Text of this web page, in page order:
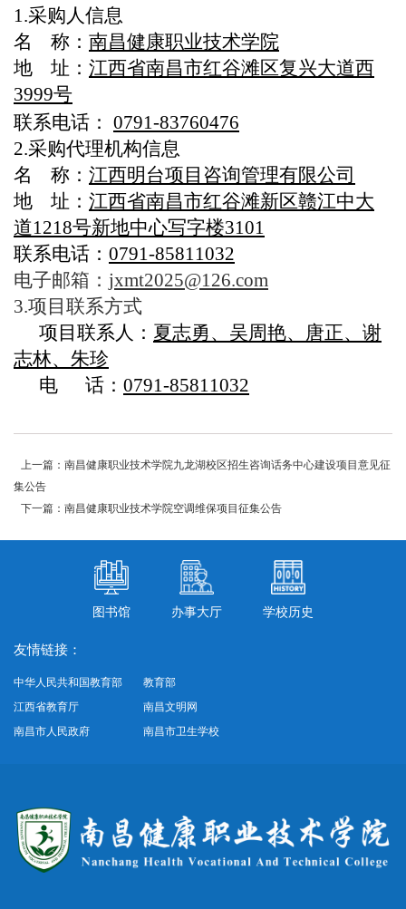
1.采购人信息
名 称： 南昌健康职业技术学院
地 址： 江西省南昌市红谷滩区复兴大道西
3999号
联系电话： 0791-83760476
2.采购代理机构信息
名 称： 江西明台项目咨询管理有限公司
地 址： 江西省南昌市红谷滩新区赣江中大
道1218号新地中心写字楼3101
联系电话： 0791-85811032
电子邮箱： jxmt2025@126.com
3.项目联系方式
项目联系人： 夏志勇、吴周艳、唐正、谢
志林、朱珍
电 话： 0791-85811032
上一篇：南昌健康职业技术学院九龙湖校区招生咨询话务中心建设项目意见征
集公告
下一篇：南昌健康职业技术学院空调维保项目征集公告
图书馆 办事大厅 学校历史
友情链接：
中华人民共和国教育部
教育部
江西省教育厅
南昌文明网
南昌市人民政府
南昌市卫生学校